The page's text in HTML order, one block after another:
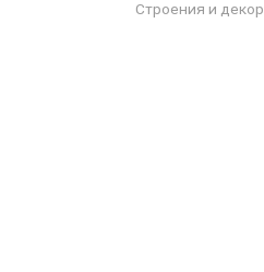
Строения и декор